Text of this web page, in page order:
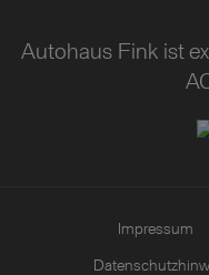
Autohaus Fink ist
Impressum